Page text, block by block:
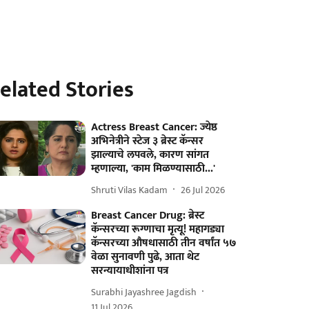
Stories
Actress Breast Cancer: ज्येष्ठ
अभिनेत्रीने स्टेज ३ ब्रेस्ट कॅन्सर
झाल्याचे लपवले, कारण सांगत
म्हणाल्या, 'काम मिळण्यासाठी...'
Shruti Vilas Kadam 26 Jul 2026
Breast Cancer Drug: ब्रेस्ट
कॅन्सरच्या रूग्णाचा मृत्यू! महागड्या
कॅन्सरच्या औषधासाठी तीन वर्षांत ५७
वेळा सुनावणी पुढे, आता थेट
सरन्यायाधीशांना पत्र
Surabhi Jayashree Jagdish